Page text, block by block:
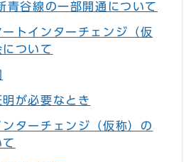
青谷線の一部開通について
トインターチェンジ（仮
ついて
が必要なとき
ターチェンジ（仮称）の